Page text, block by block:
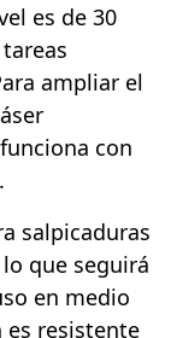
es de 30
ampliar el
con
salpicaduras
que seguirá
en medio
es resistente